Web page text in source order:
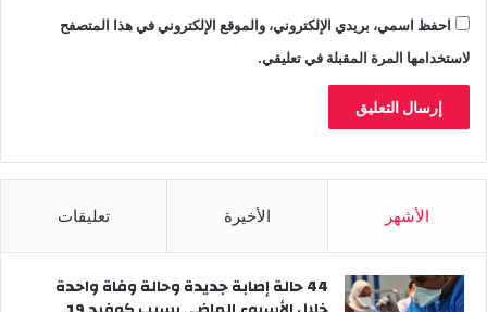
أ
ق
احفظ اسمي، بريدي الإلكتروني، والموقع الإلكتروني في هذا المتصفح
لاستخدامها المرة المقبلة في تعليقي.
الأشهر الأخيرة تعليقات
44 حالة إصابة جديدة وحالة وفاة واحدة